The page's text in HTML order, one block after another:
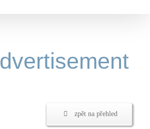
zpět na přehled